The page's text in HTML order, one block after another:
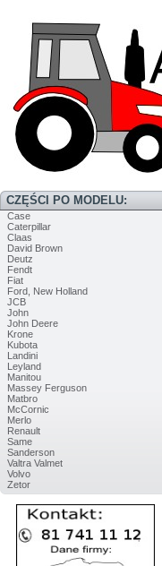
CZĘŚCI PO MODELU:
Case
Caterpillar
Claas
David Brown
Deutz
Fendt
Fiat
Ford, New Holland
JCB
John
John Deere
Krone
Kubota
Landini
Leyland
Manitou
Massey Ferguson
Matbro
McCornic
Merlo
Renault
Same
Sanderson
Valtra Valmet
Volvo
Zetor